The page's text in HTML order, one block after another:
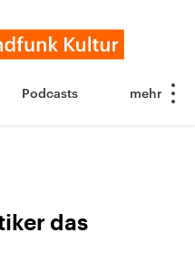
Podcasts
das